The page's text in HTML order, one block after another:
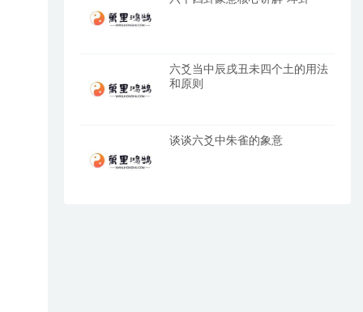
六爻当中辰戌丑未四个土的用法
和原则
谈谈六爻中朱雀的象意